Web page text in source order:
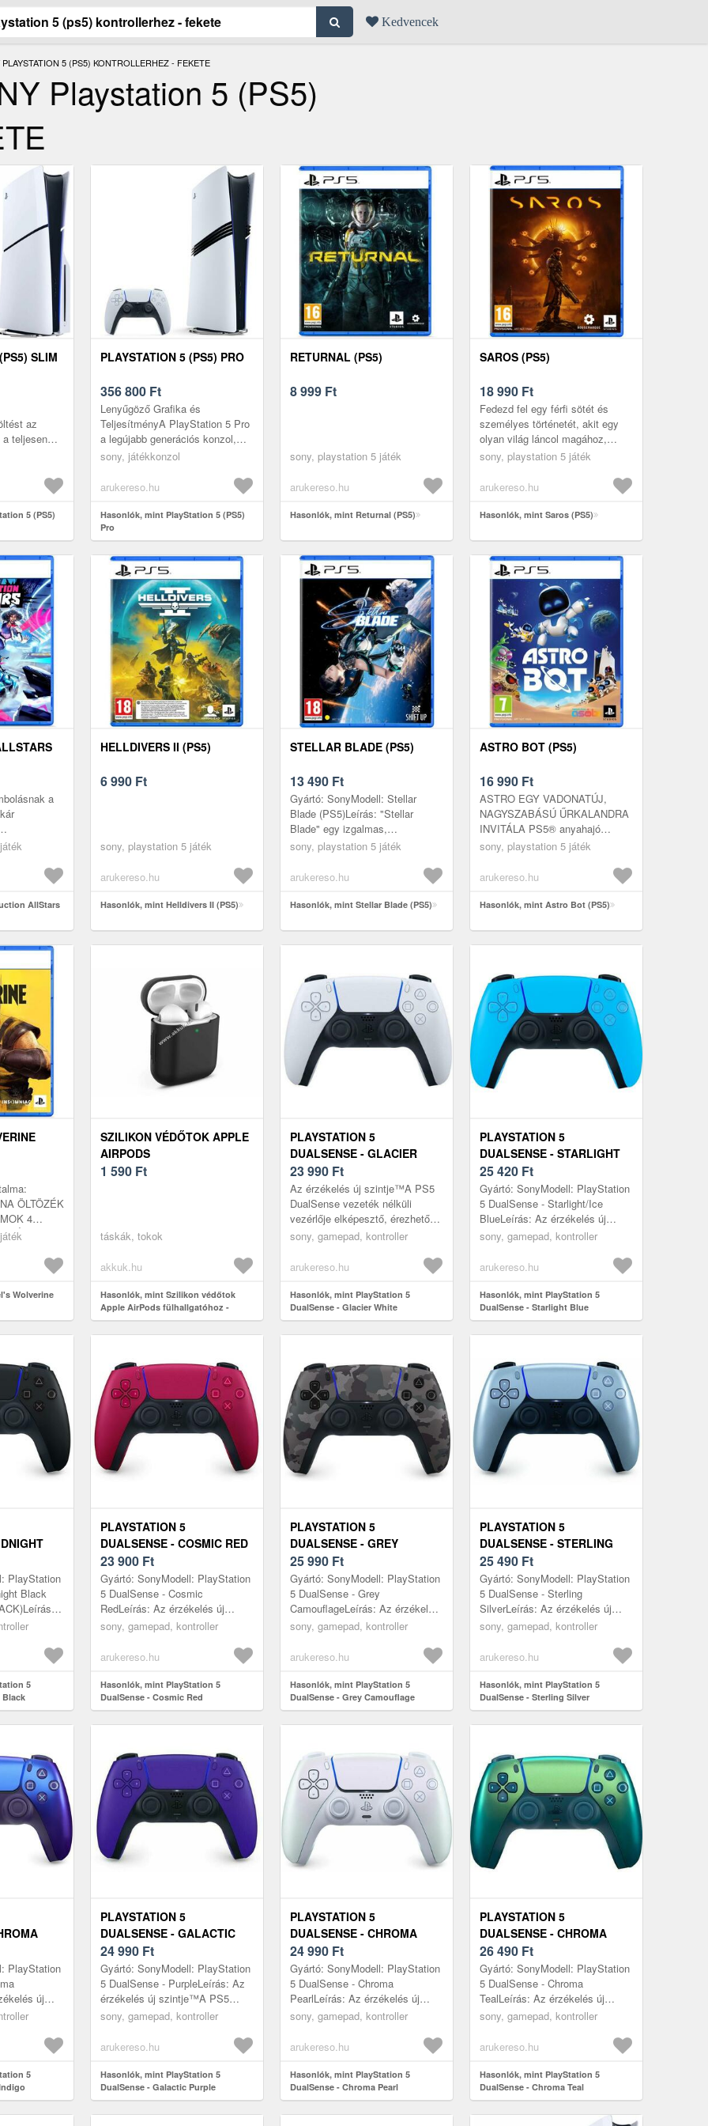
Kedvencek
5 (PS5) KONTROLLERHEZ - FEKETE
Playstation 5 (PS5)
SLIM
az
teljesen
a
5 (PS5)
PLAYSTATION 5 (PS5) PRO
356 800 Ft
Lenyűgöző Grafika és
TeljesítményA PlayStation 5 Pro
a legújabb generációs konzol,
amely a játékélményt új szintre
felbontásnöve...
sony, játékkonzol
arukereso.hu
Hasonlók, mint PlayStation 5 (PS5)
Pro
RETURNAL (PS5)
8 999 Ft
sony, playstation 5 játék
arukereso.hu
Hasonlók, mint Returnal (PS5)
SAROS (PS5)
18 990 Ft
Fedezd fel egy férfi sötét és
személyes történetét, akit egy
olyan világ láncol magához,
amely mindent megmérgez,
Car...
sony, playstation 5 játék
arukereso.hu
Hasonlók, mint Saros (PS5)
a
és az
AllStars
HELLDIVERS II (PS5)
6 990 Ft
sony, playstation 5 játék
arukereso.hu
Hasonlók, mint Helldivers II (PS5)
STELLAR BLADE (PS5)
13 490 Ft
Gyártó: SonyModell: Stellar
Blade (PS5)Leírás: "Stellar
Blade" egy izgalmas,
futurisztikus akció-kalandjáték,
5 p...
sony, playstation 5 játék
arukereso.hu
Hasonlók, mint Stellar Blade (PS5)
ASTRO BOT (PS5)
16 990 Ft
ASTRO EGY VADONATÚJ,
NAGYSZABÁSÚ ŰRKALANDRA
INVITÁLA PS5® anyahajó
tönkrement, így ASTRO és
galaxisok között. Ideje...
sony, playstation 5 játék
arukereso.hu
Hasonlók, mint Astro Bot (PS5)
ÖLTÖZÉK
4
+1
kalandját...
Wolverine
SZILIKON VÉDŐTOK APPLE
AIRPODS
FÜLHALLGATÓHOZ -
1 590 Ft
táskák, tokok
akkuk.hu
Hasonlók, mint Szilikon védőtok
Apple AirPods fülhallgatóhoz -
fekete - A készlet erejéig
PLAYSTATION 5
DUALSENSE - GLACIER
WHITE
23 990 Ft
Az érzékelés új szintje™A PS5
DualSense vezeték nélküli
vezérlője elképesztő, érezhető
visszajelzéssel2, dinamikus
valami...
sony, gamepad, kontroller
arukereso.hu
Hasonlók, mint PlayStation 5
DualSense - Glacier White
PLAYSTATION 5
DUALSENSE - STARLIGHT
BLUE
25 420 Ft
Gyártó: SonyModell: PlayStation
5 DualSense - Starlight/Ice
BlueLeírás: Az érzékelés új
szintje™A PS5 DualSense
elképeszt...
sony, gamepad, kontroller
arukereso.hu
Hasonlók, mint PlayStation 5
DualSense - Starlight Blue
PlayStation
Black
PS5
5
Black
PLAYSTATION 5
DUALSENSE - COSMIC RED
23 900 Ft
Gyártó: SonyModell: PlayStation
5 DualSense - Cosmic
RedLeírás: Az érzékelés új
szintje™A PS5 DualSense
elképesztő, érezh...
sony, gamepad, kontroller
arukereso.hu
Hasonlók, mint PlayStation 5
DualSense - Cosmic Red
PLAYSTATION 5
DUALSENSE - GREY
CAMOUFLAGE
25 990 Ft
Gyártó: SonyModell: PlayStation
5 DualSense - Grey
CamouflageLeírás: Az érzékelés
új szintje™A PS5 DualSense
elképesztő, ...
sony, gamepad, kontroller
arukereso.hu
Hasonlók, mint PlayStation 5
DualSense - Grey Camouflage
PLAYSTATION 5
DUALSENSE - STERLING
SILVER
25 490 Ft
Gyártó: SonyModell: PlayStation
5 DualSense - Sterling
SilverLeírás: Az érzékelés új
szintje™A PS5 DualSense
elképesztő, ...
sony, gamepad, kontroller
arukereso.hu
Hasonlók, mint PlayStation 5
DualSense - Sterling Silver
PlayStation
új
5
PLAYSTATION 5
DUALSENSE - GALACTIC
PURPLE
24 990 Ft
Gyártó: SonyModell: PlayStation
5 DualSense - PurpleLeírás: Az
érzékelés új szintje™A PS5
DualSense vezeték nélküli
sony, gamepad, kontroller
arukereso.hu
Hasonlók, mint PlayStation 5
DualSense - Galactic Purple
PLAYSTATION 5
DUALSENSE - CHROMA
PEARL
24 990 Ft
Gyártó: SonyModell: PlayStation
5 DualSense - Chroma
PearlLeírás: Az érzékelés új
szintje™A PS5 DualSense
elképesztő, ére...
sony, gamepad, kontroller
arukereso.hu
Hasonlók, mint PlayStation 5
DualSense - Chroma Pearl
PLAYSTATION 5
DUALSENSE - CHROMA
TEAL
26 490 Ft
Gyártó: SonyModell: PlayStation
5 DualSense - Chroma
TealLeírás: Az érzékelés új
szintje™A PS5 DualSense
elképesztő, érez...
sony, gamepad, kontroller
arukereso.hu
Hasonlók, mint PlayStation 5
DualSense - Chroma Teal